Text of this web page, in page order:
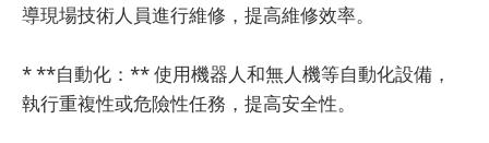
導現場技術人員進行維修，提高維修效率。
* **自動化：** 使用機器人和無人機等自動化設備，
執行重複性或危險性任務，提高安全性。